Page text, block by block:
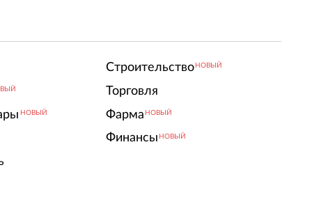
НОВЫЙ
Строительство НОВЫЙ
Торговля
Фарма НОВЫЙ
Финансы НОВЫЙ